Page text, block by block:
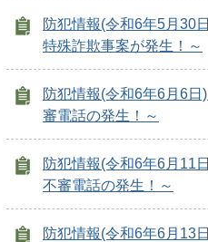
防犯情報(令和6年5月30
特殊詐欺事案が発生！～
防犯情報(令和6年6月6日
審電話の発生！～
防犯情報(令和6年6月11
不審電話の発生！～
防犯情報(令和6年6月13